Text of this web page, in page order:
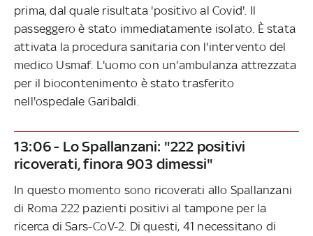
prima, dal quale risultata 'positivo al Covid'. Il
passeggero è stato immediatamente isolato. È stata
attivata la procedura sanitaria con l'intervento del
medico Usmaf. L'uomo con un'ambulanza attrezzata
per il biocontenimento è stato trasferito
nell'ospedale Garibaldi.
13:06 - Lo Spallanzani: "222 positivi
ricoverati, finora 903 dimessi"
In questo momento sono ricoverati allo Spallanzani
di Roma 222 pazienti positivi al tampone per la
ricerca di Sars-CoV-2. Di questi, 41 necessitano di